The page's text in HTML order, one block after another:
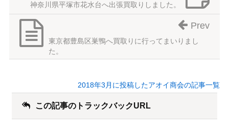
神奈川県平塚市花水台へ出張買取りしました。
東京都豊島区巣鴨へ買取りに行ってまいりまし
た。
Prev
2018年3月に投稿したアオイ商会の記事一覧
この記事のトラックバックURL